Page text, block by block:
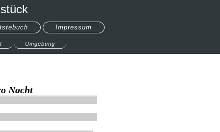
Impressum
Umgebung
Nacht